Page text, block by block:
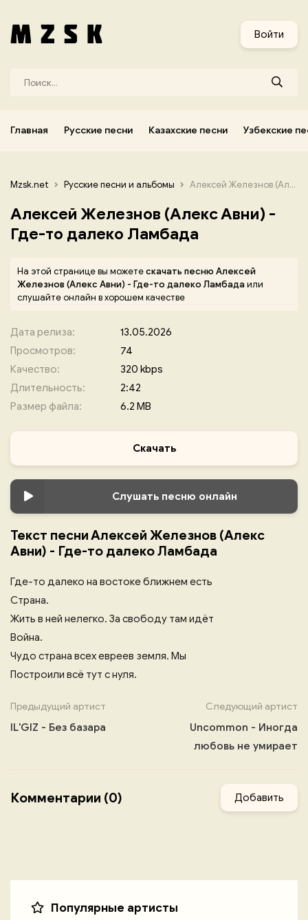
Войти
Главная Русские песни Казахские песни Узбекские
Mzsk.net Русские песни и альбомы Алексей Железнов (Алекс Авни) - Где-то далеко Ламбада
Алексей Железнов (Алекс Авни) -
Где-то далеко Ламбада
На этой странице вы можетескачать песню Алексей
Железнов (Алекс Авни) - Где-то далеко Ламбадаили
слушайте онлайн в хорошем качестве
Дата релиза:
13.05.2026
Просмотров:
74
Качество:
320 kbps
Длительность:
2:42
Размер файла:
6.2 MB
Скачать
Слушать песню онлайн
Текст песни Алексей Железнов (Алекс
Авни) - Где-то далеко Ламбада
Где-то далеко на востоке ближнем есть
Страна.
Жить в ней нелегко. За свободу там идёт
Война.
Чудо страна всех евреев земля. Мы
Построили всё тут с нуля.
Предыдущий артист
IL'GIZ - Без базара
Следующий артист
Uncommon - Иногда
любовь не умирает
Комментарии (0) Добавить
Популярные артисты
Узбекские песни Корейские песни